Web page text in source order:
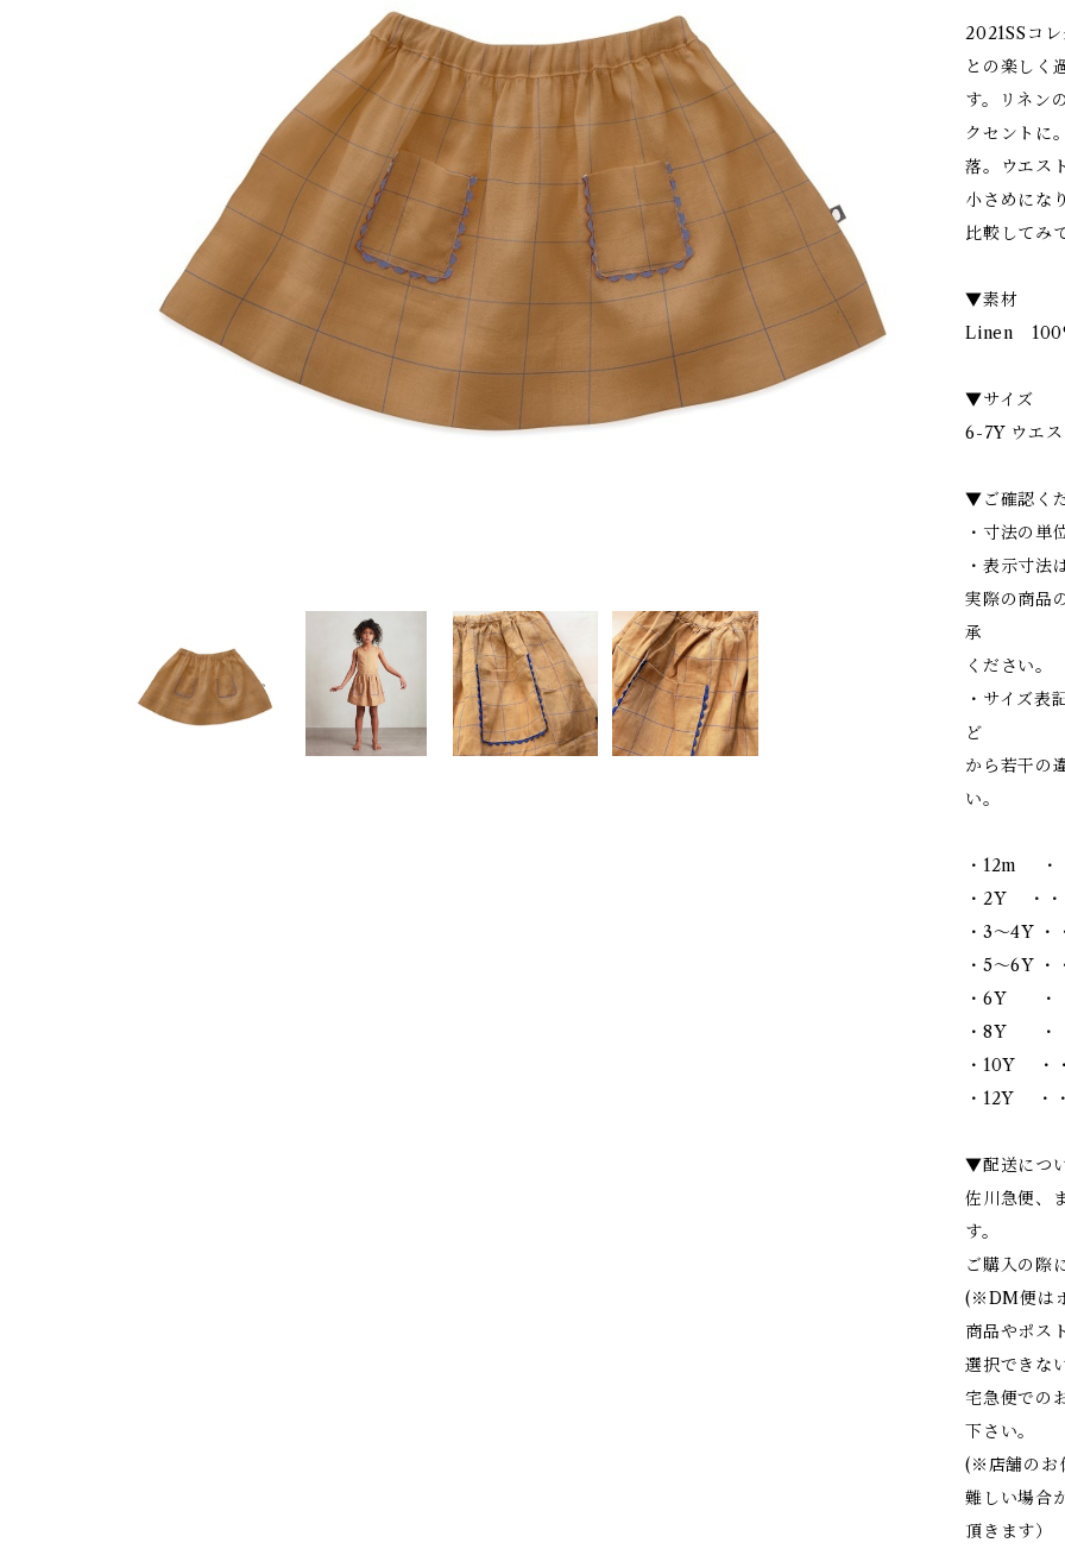
2021SSコ
との楽しく
す。リネン
クセントに
落。ウエス
小さめにな
比較してみ
▼素材
Linen
▼サイズ
6-7Y ウエ
▼ご確認く
・寸法の単
・表示寸法
実際の商品
承
ください。
・サイズ表
ど
から若干の
い。
・12m
・2Y ・
・3～4Y
・5～6Y
・6Y ・
・8Y ・
・10Y ・
・12Y ・
▼配送につ
佐川急便、
す。
ご購入の際
(※DM便は
商品やポス
選択できな
宅急便での
下さい。
(※店舗のお
難しい場合
頂きます）